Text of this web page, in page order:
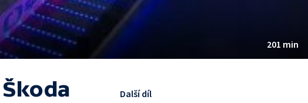
201 min
Další díl